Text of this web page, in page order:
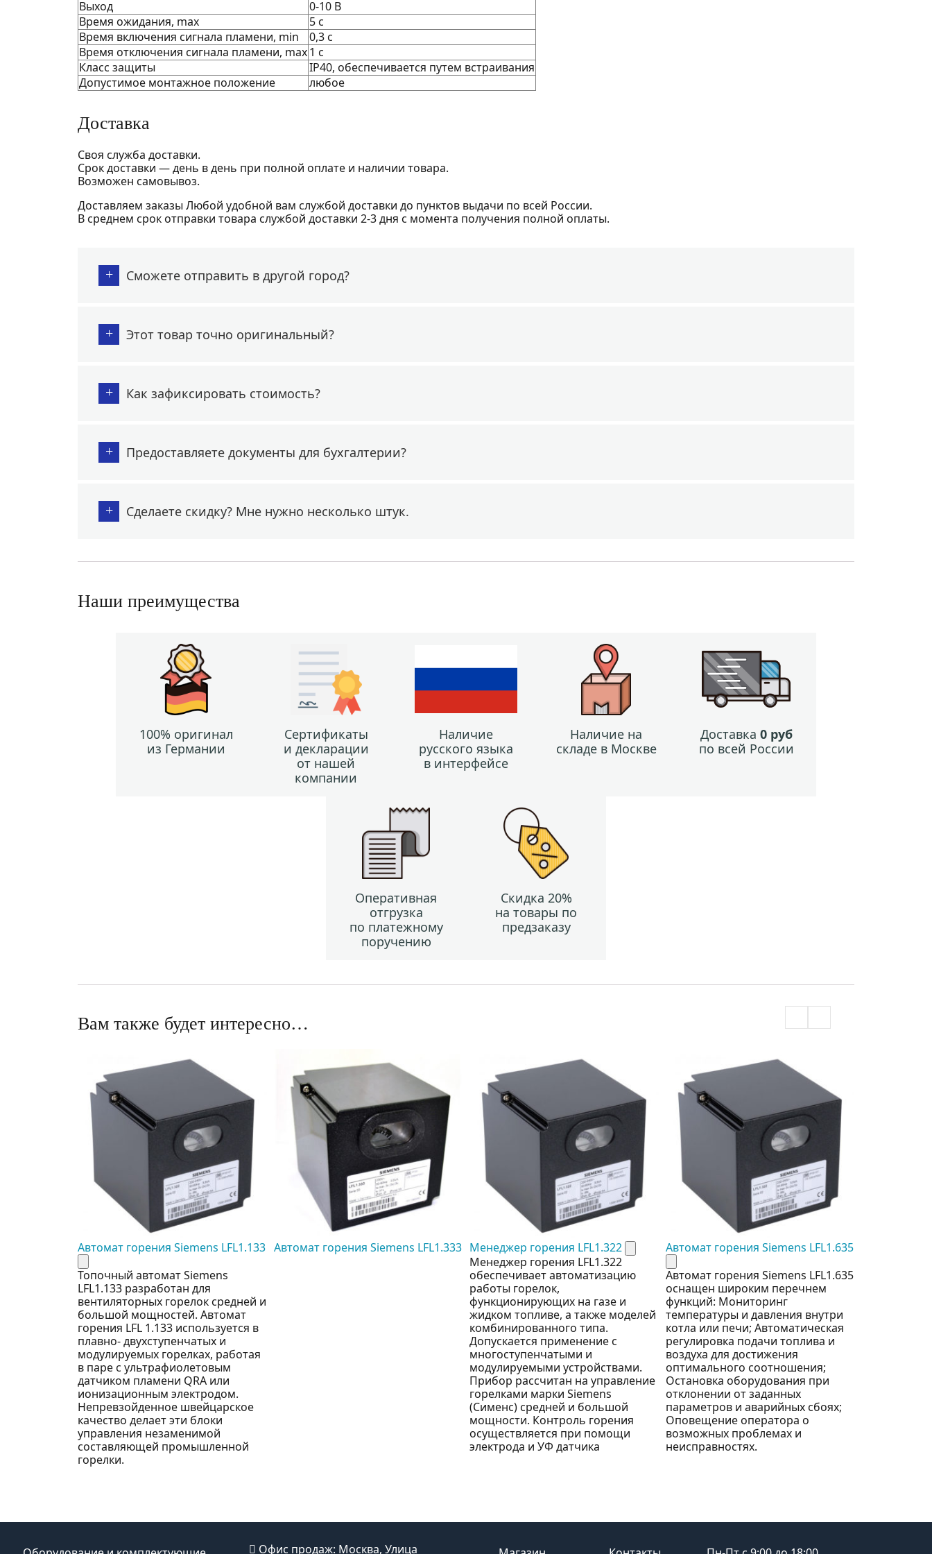
Выход
0-10 В
Время ожидания, max
5 c
Время включения сигнала пламени, min
0,3 c
Время отключения сигнала пламени, max1 c
Класс защиты
IP40, обеспечивается путем встраивания
Допустимое монтажное положение
любое
Доставка
Своя служба доставки.
Срок доставки — день в день при полной оплате и наличии товара.
Возможен самовывоз.
Доставляем заказы Любой удобной вам службой доставки до пунктов выдачи по всей России.
В среднем срок отправки товара службой доставки 2-3 дня с момента получения полной оплаты.
+ Сможете отправить в другой город?
+ Этот товар точно оригинальный?
+ Как зафиксировать стоимость?
+ Предоставляете документы для бухгалтерии?
+ Сделаете скидку? Мне нужно несколько штук.
Наши преимущества
100% оригинал
из Германии
Сертификаты
и декларации
от нашей
компании
Наличие
русского языка
в интерфейсе
Наличие на
складе в Москве
Доставка 0 руб
по всей России
Оперативная
отгрузка
по платежному
поручению
Скидка 20%
на товары по
предзаказу
Вам также будет интересно…
Автомат горения Siemens LFL1.133
Топочный автомат Siemens
LFL1.133 разработан для
вентиляторных горелок средней и
большой мощностей. Автомат
горения LFL 1.133 используется в
плавно- двухступенчатых и
модулируемых горелках, работая
в паре с ультрафиолетовым
датчиком пламени QRA или
ионизационным электродом.
Непревзойденное швейцарское
качество делает эти блоки
управления незаменимой
составляющей промышленной
горелки.
Автомат горения Siemens LFL1.333 Менеджер горения LFL1.322
Менеджер горения LFL1.322
обеспечивает автоматизацию
работы горелок,
функционирующих на газе и
жидком топливе, а также моделей
комбинированного типа.
Допускается применение с
многоступенчатыми и
модулируемыми устройствами.
Прибор рассчитан на управление
горелками марки Siemens
(Сименс) средней и большой
мощности. Контроль горения
осуществляется при помощи
электрода и УФ датчика
Автомат горения Siemens LFL1.635
Автомат горения Siemens LFL1.635
оснащен широким перечнем
функций: Мониторинг
температуры и давления внутри
котла или печи; Автоматическая
регулировка подачи топлива и
воздуха для достижения
оптимального соотношения;
Остановка оборудования при
отклонении от заданных
параметров и аварийных сбоях;
Оповещение оператора о
возможных проблемах и
неисправностях.
Офис продаж: Москва, Улица